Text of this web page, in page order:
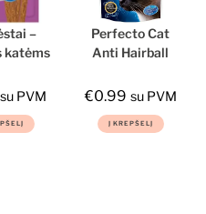
–
katėms
Cat
su PVM
Perfecto Cat
Anti Hairball
pagalvėlės
skatinančios
€0.99 su PVM
Į KREPŠELĮ